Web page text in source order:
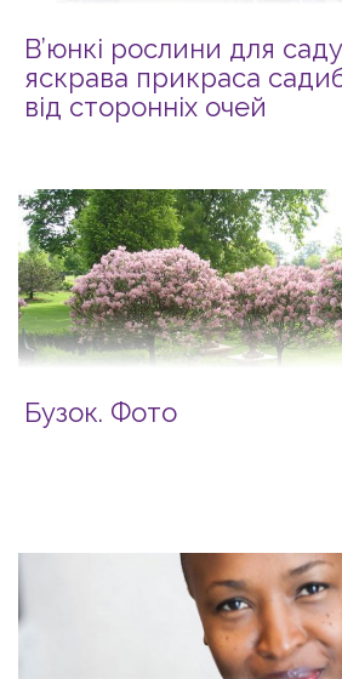
В’юнкі рослини для
яскрава прикраса
від сторонніх очей
Бузок. Фото